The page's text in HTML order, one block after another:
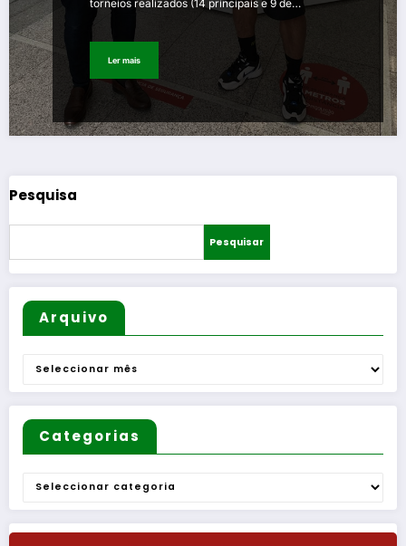
torneios realizados (14 principais e 9 de…
Ler mais
Pesquisa
Pesquisar
Arquivo
Arquivo
Categorias
Categorias